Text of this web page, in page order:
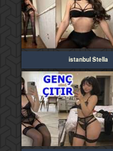
istanbul Stella